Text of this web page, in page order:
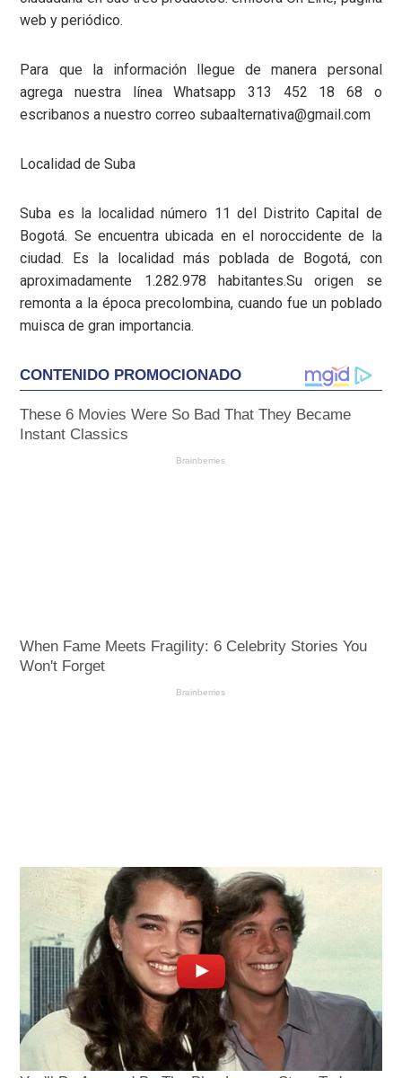
web y periódico.
Para que la información llegue de manera personal
agrega nuestra línea Whatsapp 313 452 18 68 o
escribanos a nuestro correo subaalternativa@gmail.com
Localidad de Suba
Suba es la localidad número 11 del Distrito Capital de
Bogotá. Se encuentra ubicada en el noroccidente de la
ciudad. Es la localidad más poblada de Bogotá, con
aproximadamente 1.282.978 habitantes.​​Su origen se
remonta a la época precolombina, cuando fue un poblado
muisca de gran importancia.